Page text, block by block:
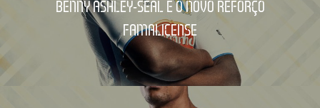
BENNY ASHLEY-SEAL É O NOVO REFORÇO
FAMALICENSE